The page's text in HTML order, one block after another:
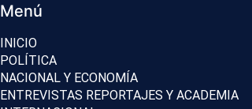
Menú
INICIO
POLÍTICA
NACIONAL Y ECONOMÍA
ENTREVISTAS REPORTAJES Y ACADEMIA